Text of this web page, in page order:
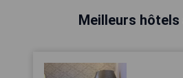
Meilleurs hôtels